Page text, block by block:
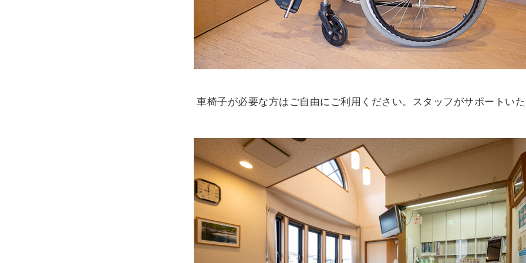
車椅子が必要な方はご自由にご利用ください。スタッフがサポートい